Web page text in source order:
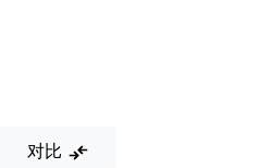
对比